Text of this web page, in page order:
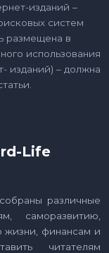
изданий –
систем
размещена в
использования
изданий) – должна
Life
различные
саморазвитию,
жизни, финансам и
читателям